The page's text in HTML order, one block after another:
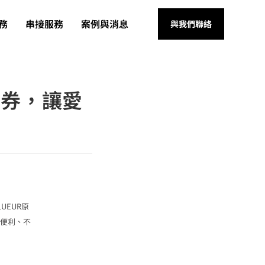
串接服務 案例與消息 與我們聯絡
，讓愛
原
利、不